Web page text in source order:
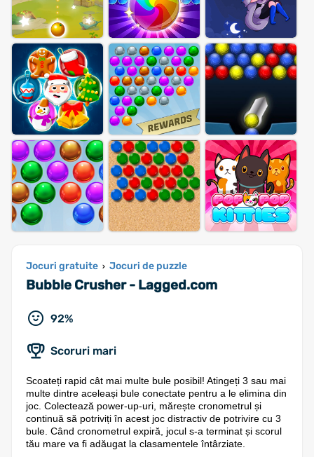
Jocuri gratuite › Jocuri de puzzle
Bubble Crusher - Lagged.com
92%
Scoruri mari
Scoateți rapid cât mai multe bule posibil! Atingeți 3 sau mai
multe dintre aceleași bule conectate pentru a le elimina din
joc. Colectează power-up-uri, mărește cronometrul și
continuă să potriviți în acest joc distractiv de potrivire cu 3
bule. Când cronometrul expiră, jocul s-a terminat și scorul
tău mare va fi adăugat la clasamentele întârziate.